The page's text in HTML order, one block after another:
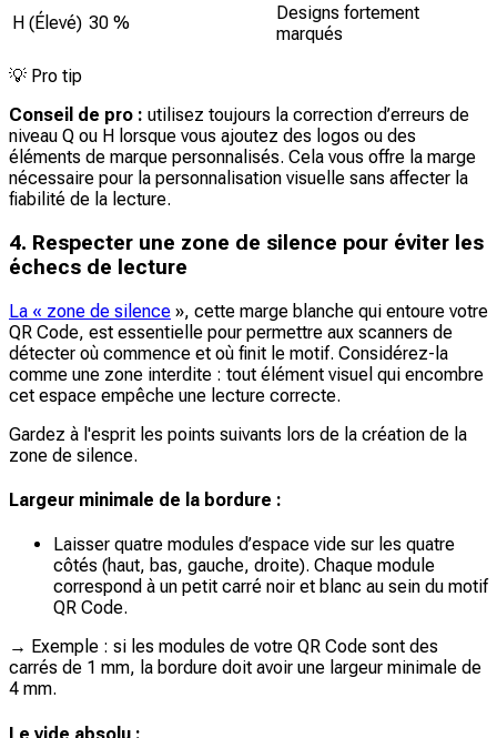
H (Élevé) 30 %
Designs fortement
marqués
💡 Pro tip
Conseil de pro : utilisez toujours la correction d’erreurs de
niveau Q ou H lorsque vous ajoutez des logos ou des
éléments de marque personnalisés. Cela vous offre la marge
nécessaire pour la personnalisation visuelle sans affecter la
fiabilité de la lecture.
4. Respecter une zone de silence pour éviter les
échecs de lecture
La « zone de silence », cette marge blanche qui entoure votre
QR Code, est essentielle pour permettre aux scanners de
détecter où commence et où finit le motif. Considérez-la
comme une zone interdite : tout élément visuel qui encombre
cet espace empêche une lecture correcte.
Gardez à l'esprit les points suivants lors de la création de la
zone de silence.
Largeur minimale de la bordure :
Laisser quatre modules d’espace vide sur les quatre
côtés (haut, bas, gauche, droite). Chaque module
correspond à un petit carré noir et blanc au sein du motif
QR Code.
→ Exemple : si les modules de votre QR Code sont des
carrés de 1 mm, la bordure doit avoir une largeur minimale de
4 mm.
Le vide absolu :